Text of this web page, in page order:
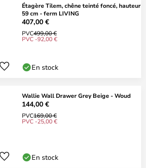
Étagère Tilem, chêne teinté foncé, hauteur
59 cm - ferm LIVING
407,00 €
PVC499,00 €
PVC -92,00 €
En stock
Wallie Wall Drawer Grey Beige - Woud
144,00 €
PVC169,00 €
PVC -25,00 €
En stock